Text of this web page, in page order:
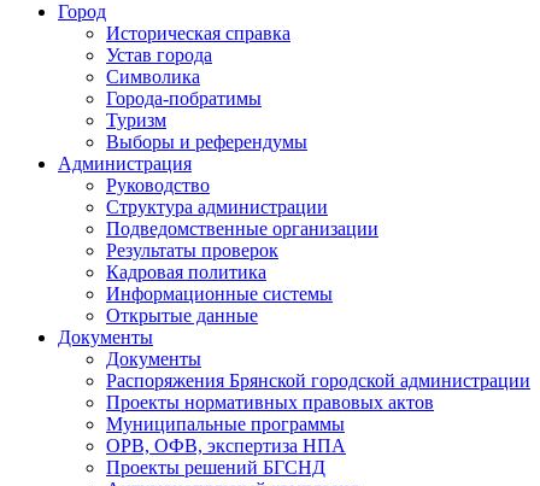
Город
Историческая справка
Устав города
Символика
Города-побратимы
Туризм
Выборы и референдумы
Администрация
Руководство
Структура администрации
Подведомственные организации
Результаты проверок
Кадровая политика
Информационные системы
Открытые данные
Документы
Документы
Распоряжения Брянской городской администрации
Проекты нормативных правовых актов
Муниципальные программы
ОРВ, ОФВ, экспертиза НПА
Проекты решений БГСНД